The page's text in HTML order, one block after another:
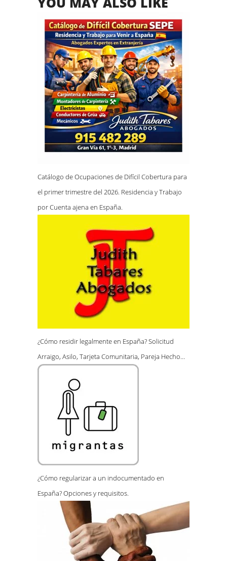
Catálogo de Ocupaciones de Difícil Cobertura para
el primer trimestre del 2026. Residencia y Trabajo
por Cuenta ajena en España.
¿Cómo residir legalmente en España? Solicitud
Arraigo, Asilo, Tarjeta Comunitaria, Pareja Hecho…
¿Cómo regularizar a un indocumentado en
España? Opciones y requisitos.